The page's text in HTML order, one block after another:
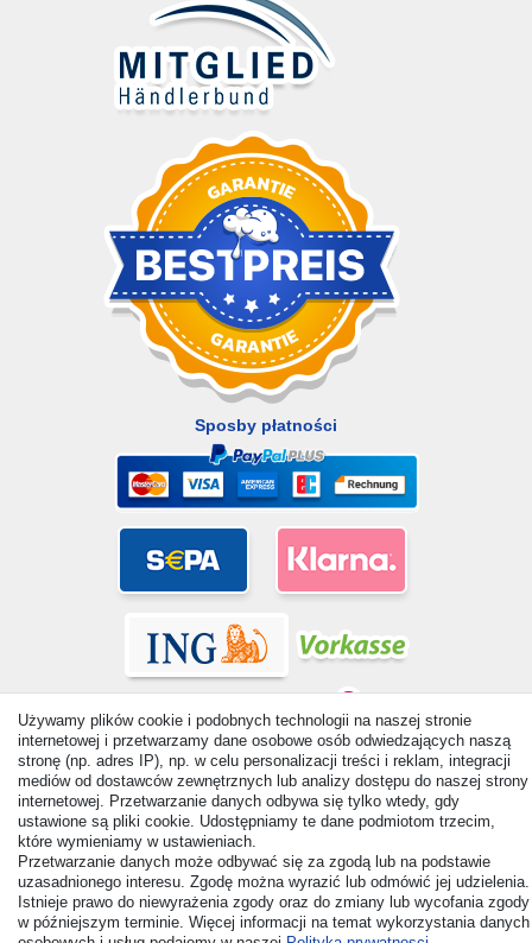
Sposby płatności
© Copyright 2026 | Wszelkie prawa zastrzezone. - All rights
reserved. Prices incl. VAT. 19% VAT Basic prices see article detail
| * Applies to deliveries to the UK!
Używamy plików cookie i podobnych technologii na naszej stronie
internetowej i przetwarzamy dane osobowe osób odwiedzających naszą
stronę (np. adres IP), np. w celu personalizacji treści i reklam, integracji
mediów od dostawców zewnętrznych lub analizy dostępu do naszej strony
internetowej. Przetwarzanie danych odbywa się tylko wtedy, gdy
ustawione są pliki cookie. Udostępniamy te dane podmiotom trzecim,
które wymieniamy w ustawieniach.
Przetwarzanie danych może odbywać się za zgodą lub na podstawie
uzasadnionego interesu. Zgodę można wyrazić lub odmówić jej udzielenia.
Istnieje prawo do niewyrażenia zgody oraz do zmiany lub wycofania zgody
w późniejszym terminie. Więcej informacji na temat wykorzystania danych
Odstąp od umowy tutaj Kontakt